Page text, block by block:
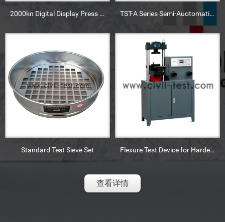
2000kn Digital Display Press Machine TST-A Series Semi-Auotomatic Triaxial Machine
Standard Test Sieve Set Flexure Test Device for Harden Concrete Mixture
查看详情